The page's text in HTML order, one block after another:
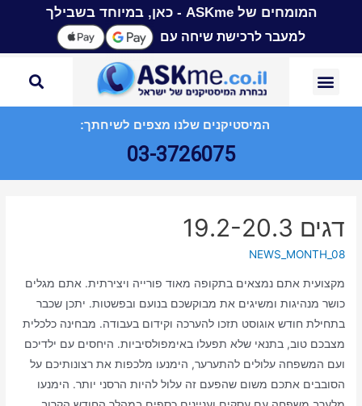
המומחים של ASKme - כאן, במיוחד בשבילך
למעבר לרכישת שיחה עם
המיסטיקנים שלנו מצפים לשיחתך:
03-3726075
דגים 19.2-20.3
NEWS_MONTH_08
מקצועית אתם נמצאים בתקופה מאוד פורייה ויצירתית. אתם מגלים
כושר מנהיגות ומשיגים את מבוקשכם בנועם ובפשטות. יתכן שכבר
בתחילת חודש אוגוסט תזכו להערכה וקידום בעבודה. מבחינה כלכלית
מצבכם טוב, בתנאי שלא תפעלו באימפולסיביות. היחסים עם ילדיכם
ועם המשפחה עלולים להתערער, הימנעו מלכפות את רצונותיכם על
הסובבים אתכם משום שהפעם זה עלול להיות הרסני יותר. הימנעו